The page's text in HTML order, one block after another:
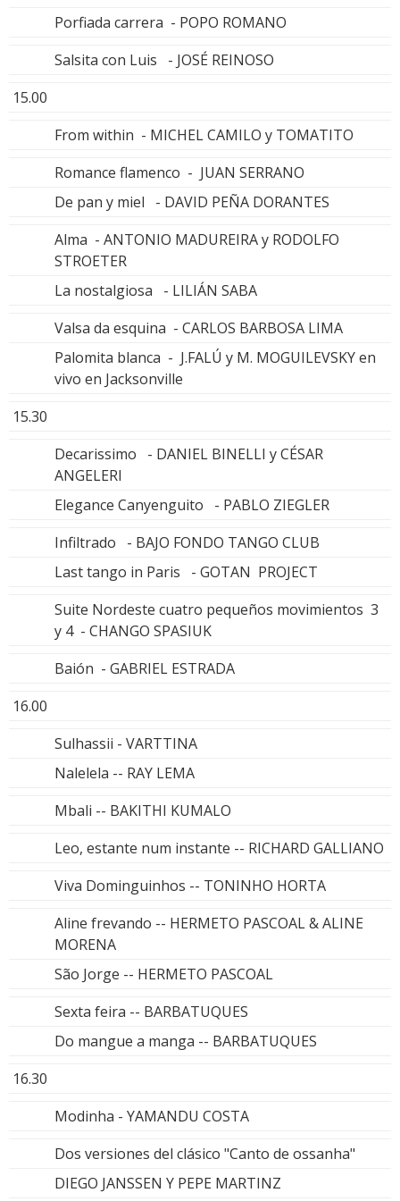
Porfiada carrera - POPO ROMANO
Salsita con Luis - JOSÉ REINOSO
15.00
From within - MICHEL CAMILO y TOMATITO
Romance flamenco - JUAN SERRANO
De pan y miel - DAVID PEÑA DORANTES
Alma - ANTONIO MADUREIRA y RODOLFO
STROETER
La nostalgiosa - LILIÁN SABA
Valsa da esquina - CARLOS BARBOSA LIMA
Palomita blanca - J.FALÚ y M. MOGUILEVSKY en
vivo en Jacksonville
15.30
Decarissimo - DANIEL BINELLI y CÉSAR
ANGELERI
Elegance Canyenguito - PABLO ZIEGLER
Infiltrado - BAJO FONDO TANGO CLUB
Last tango in Paris - GOTAN PROJECT
Suite Nordeste cuatro pequeños movimientos 3
y 4 - CHANGO SPASIUK
Baión - GABRIEL ESTRADA
16.00
Sulhassii - VARTTINA
Nalelela -- RAY LEMA
Mbali -- BAKITHI KUMALO
Leo, estante num instante -- RICHARD GALLIANO
Viva Dominguinhos -- TONINHO HORTA
Aline frevando -- HERMETO PASCOAL & ALINE
MORENA
São Jorge -- HERMETO PASCOAL
Sexta feira -- BARBATUQUES
Do mangue a manga -- BARBATUQUES
16.30
Modinha - YAMANDU COSTA
Dos versiones del clásico "Canto de ossanha"
DIEGO JANSSEN Y PEPE MARTINZ